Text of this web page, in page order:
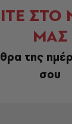
ΣΤΟ
ΜΑΣ
της
σου